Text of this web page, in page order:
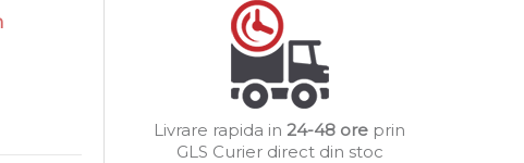
Livrare rapida in 24-48 ore prin
GLS Curier direct din stoc